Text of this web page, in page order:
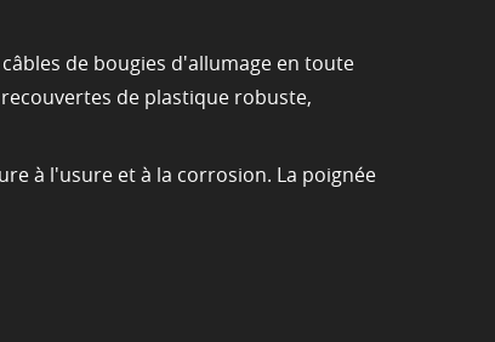
de bougies d'allumage en toute
de plastique robuste,
à l'usure et à la corrosion. La poignée